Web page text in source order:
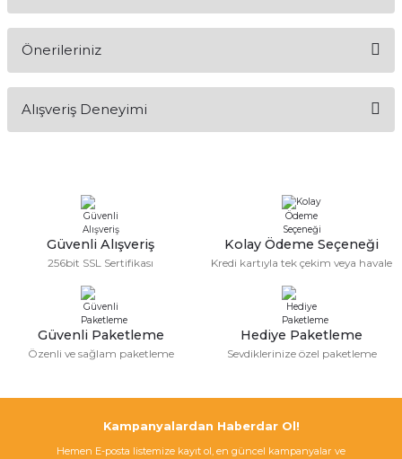
Önerileriniz
konularda yetersiz gördüğünüz noktaları öneri formunu
kullanarak tarafımıza iletebilirsiniz.
Ürün resmi kalitesiz, bozuk veya görüntülenemiyor.
Ürün açıklamasında eksik bilgiler bulunuyor.
Ürün bilgilerinde hatalar bulunuyor.
Ürün fiyatı diğer sitelerden daha pahalı.
Bu ürüne benzer farklı alternatifler olmalı.
Alışveriş Deneyimi
Deneyimini Paylaş
Güvenli Alışveriş
256bit SSL Sertifikası
Kolay Ödeme Seçeneği
Kredi kartıyla tek çekim veya havale
Güvenli Paketleme
Özenli ve sağlam paketleme
Hediye Paketleme
Sevdiklerinize özel paketleme
Kampanyalardan Haberdar Ol!
Hemen E-posta listemize kayıt ol, en güncel kampanyalar ve